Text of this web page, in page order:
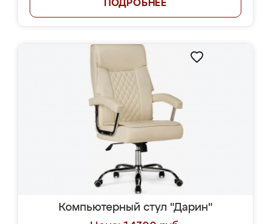
ПОДРОБНЕЕ
Компьютерный стул "Дарин"